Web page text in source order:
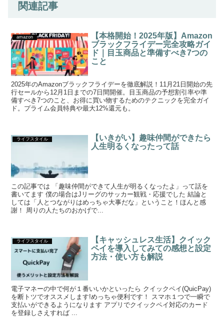
関連記事
amazon
【本格開始！2025年版】Amazon
ブラックフライデー完全攻略ガイ
ド｜目玉商品と準備すべき7つの
こと
2025年のAmazonブラックフライデーを徹底解説！11月21日開始の先
行セールから12月1日までの7日間開催。目玉商品の予想割引率や準
備すべき7つのこと、お得に買い物するためのテクニックを完全ガイ
ド。プライム会員特典や最大12%還元も。
ライフスタイル
【いきがい】趣味仲間ができたら
人生明るくなったって話
この記事では 「趣味仲間ができて人生が明るくなったよ」って話を
書いてます 僕の場合はJリーグのサッカー観戦・応援でした 結論と
しては「人とつながりはめっちゃ大事だな」ということ！ほんと感
謝！ 周りの人たちのおかげで...
ライフスタイル
【キャッシュレス生活】クイック
ペイを導入してみての感想と設定
方法・使い方も解説
電子マネーの中で何が１番いいかといったら クイックペイ(QuicPay)
を断トツでオススメします!めっちゃ便利です！ スマホ１つで一瞬で
支払いができるようになります アプリでクイックペイ対応のカード
を登録しさえすれば ...